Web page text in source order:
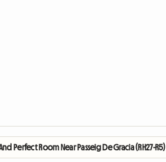
Perfect Room Near Passeig De Gracia (RH27-R5)